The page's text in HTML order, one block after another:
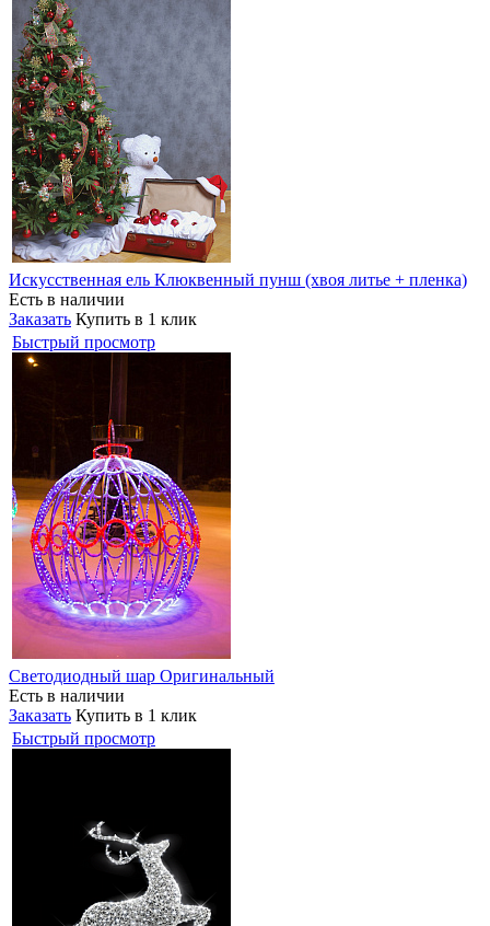
Искусственная ель Клюквенный пунш (хвоя литье + пленка)
Есть в наличии
Заказать Купить в 1 клик
Быстрый просмотр
Светодиодный шар Оригинальный
Есть в наличии
Заказать Купить в 1 клик
Быстрый просмотр